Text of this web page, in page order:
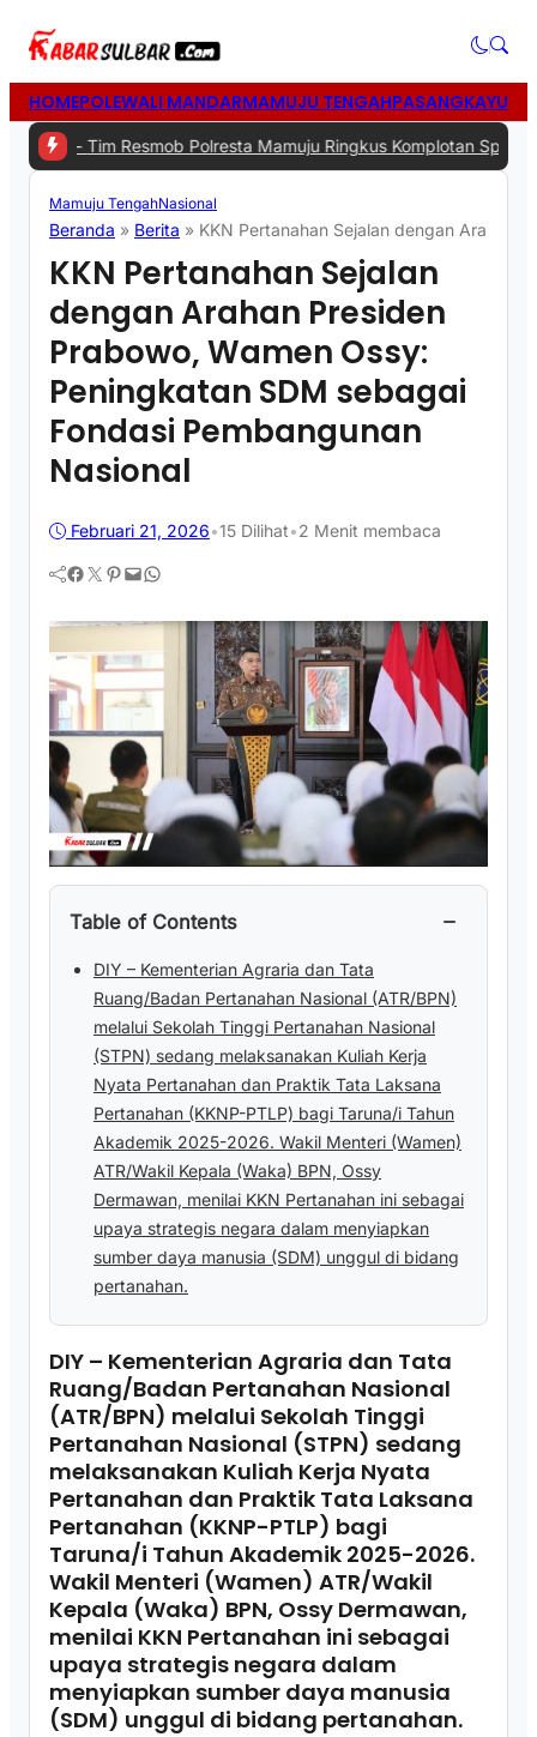
HOMEPOLEWALI MANDARMAMUJU TENGAHPASANGKAYU
Resmob Polresta Mamuju Ringkus Komplotan Spesialis
Mamuju TengahNasional
Beranda » Berita » KKN Pertanahan Sejalan dengan Arahan
KKN Pertanahan Sejalan
dengan Arahan Presiden
Prabowo, Wamen Ossy:
Peningkatan SDM sebagai
Fondasi Pembangunan
Nasional
Februari 21, 2026•15 Dilihat•2 Menit membaca
Facebook Twitter Pinterest Mail WhatsApp
Table of Contents −
DIY – Kementerian Agraria dan Tata
Ruang/Badan Pertanahan Nasional (ATR/BPN)
melalui Sekolah Tinggi Pertanahan Nasional
(STPN) sedang melaksanakan Kuliah Kerja
Nyata Pertanahan dan Praktik Tata Laksana
Pertanahan (KKNP-PTLP) bagi Taruna/i Tahun
Akademik 2025-2026. Wakil Menteri (Wamen)
ATR/Wakil Kepala (Waka) BPN, Ossy
Dermawan, menilai KKN Pertanahan ini sebagai
upaya strategis negara dalam menyiapkan
sumber daya manusia (SDM) unggul di bidang
pertanahan.
DIY – Kementerian Agraria dan Tata
Ruang/Badan Pertanahan Nasional
(ATR/BPN) melalui Sekolah Tinggi
Pertanahan Nasional (STPN) sedang
melaksanakan Kuliah Kerja Nyata
Pertanahan dan Praktik Tata Laksana
Pertanahan (KKNP-PTLP) bagi
Taruna/i Tahun Akademik 2025-2026.
Wakil Menteri (Wamen) ATR/Wakil
Kepala (Waka) BPN, Ossy Dermawan,
menilai KKN Pertanahan ini sebagai
upaya strategis negara dalam
menyiapkan sumber daya manusia
(SDM) unggul di bidang pertanahan.